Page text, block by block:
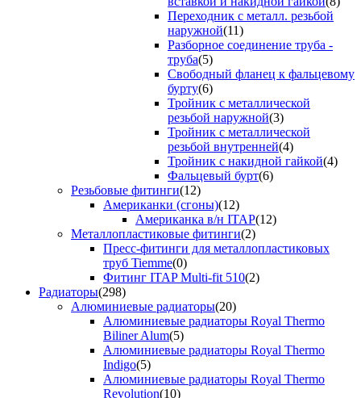
Переходник с металл. резьбой
наружной(11)
Разборное соединение труба -
труба(5)
Свободный фланец к фальцевому
бурту(6)
Тройник с металлической
резьбой наружной(3)
Тройник с металлической
резьбой внутренней(4)
Тройник с накидной гайкой(4)
Фальцевый бурт(6)
Резьбовые фитинги(12)
Американки (сгоны)(12)
Американка в/н ITAP(12)
Металлопластиковые фитинги(2)
Пресс-фитинги для металлопластиковых
труб Tiemme(0)
Фитинг ITAP Multi-fit 510(2)
Радиаторы(298)
Алюминиевые радиаторы(20)
Алюминиевые радиаторы Royal Thermo
Biliner Alum(5)
Алюминиевые радиаторы Royal Thermo
Indigo(5)
Алюминиевые радиаторы Royal Thermo
Revolution(10)